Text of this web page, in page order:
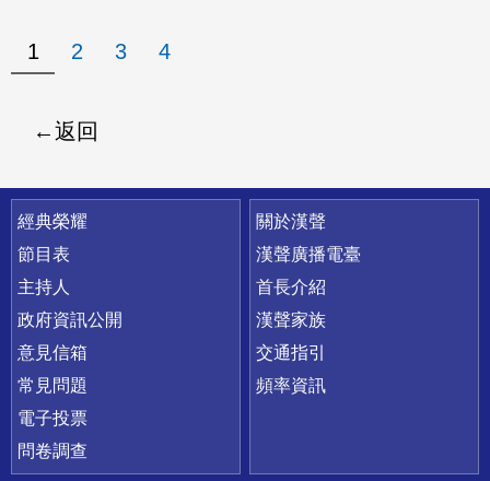
1 2 3 4
返回
快速連結
經典榮耀
節目表
主持人
政府資訊公開
意見信箱
常見問題
電子投票
問卷調查
關於漢聲
漢聲廣播電臺
首長介紹
漢聲家族
交通指引
頻率資訊